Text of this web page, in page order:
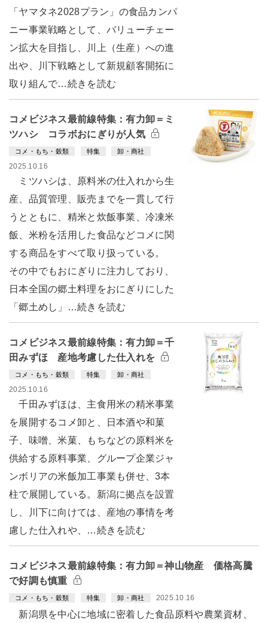
「ヤマタネ2028プラン」の食品カンパ
ニー事業戦略として、バリューチェー
ン拡大を目指し、川上（生産）への進
出や、川下戦略として新規顧客開拓に
取り組んで…続きを読む
コメビジネス最前線特集：有力卸＝ミ
ツハシ コラボおにぎりが人気
コメ・もち・穀類 特集 卸・商社
2025.10.16
ミツハシは、原料米の仕入れから生
産、品質管理、販売までを一貫して行
うとともに、精米と炊飯事業、冷凍米
飯、米粉を活用した食品などコメに関
する商品をすべて取り扱っている。
その中でもおにぎりに注力しており、
日本全国の郷土料理をおにぎりにした
「郷土めし」…続きを読む
コメビジネス最前線特集：有力卸＝千
田みずほ 産地考慮した仕入れを
コメ・もち・穀類 特集 卸・商社
2025.10.16
千田みずほは、主食用米の精米事業
を展開するコメ卸と、日本酒や和菓
子、味噌、米菓、もちなどの原料米を
供給する原料事業、グループ企業ジャ
ンボリアの米飯加工事業も併せ、3本
柱で展開している。新潟に拠点を設置
し、川下に向けては、産地の事情を考
慮した仕入れや、…続きを読む
コメビジネス最前線特集：有力卸＝神山物産 価格高騰
で好調も慎重
コメ・もち・穀類 特集 卸・商社 2025.10.16
新潟県を中心に地域に密着した食品原料や農業資材、